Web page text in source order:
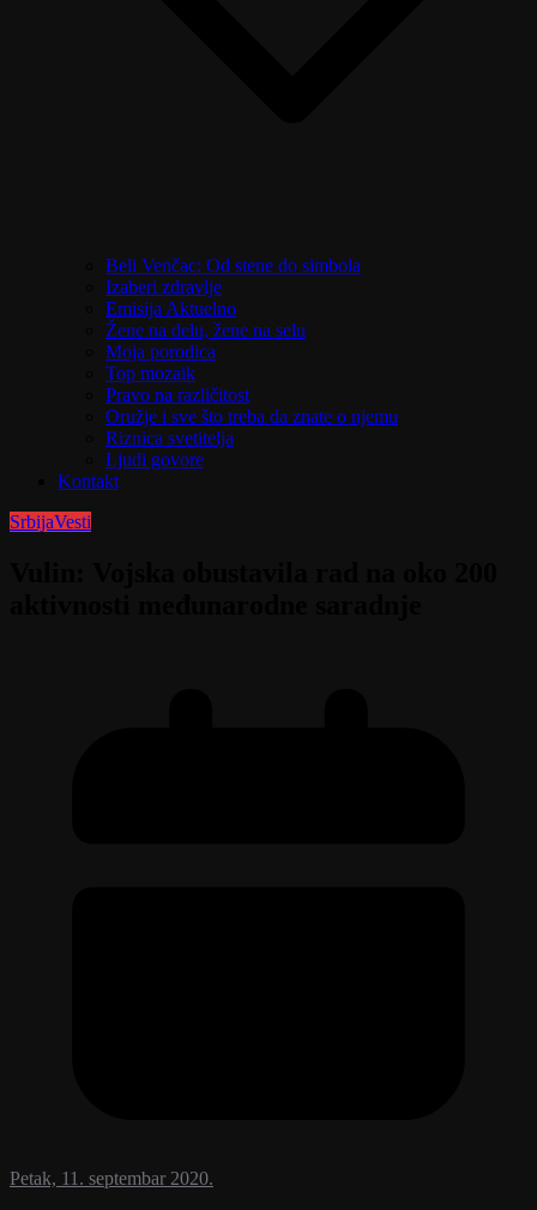
Beli Venčac: Od stene do simbola
Izaberi zdravlje
Emisija Aktuelno
Žene na delu, žene na selu
Moja porodica
Top mozaik
Pravo na različitost
Oružje i sve što treba da znate o njemu
Riznica svetitelja
Ljudi govore
Kontakt
SrbijaVesti
Petak, 11. septembar 2020.